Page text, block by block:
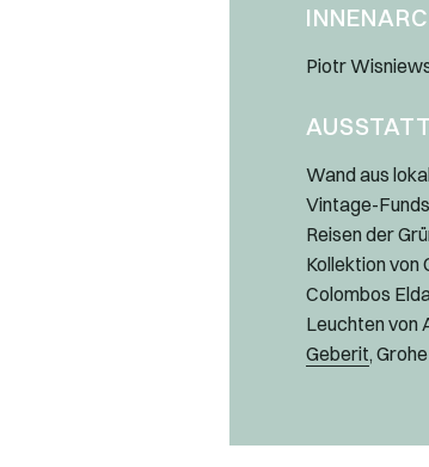
Piotr
Wand aus
Vintage-
Reisen der
Kollektion von
Colombos
Leuchten von
Geberit,